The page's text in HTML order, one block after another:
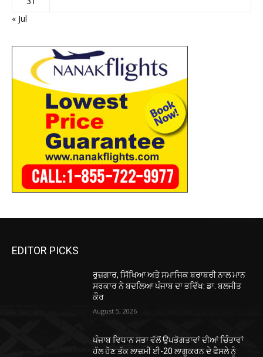
« Jul
EDITOR PICKS
ਰੁਜ਼ਗਾਰ, ਸਿੱਖਿਆ ਅਤੇ ਸਮਾਜਿਕ ਬਰਾਬਰੀ ਨਾਲ ਮਾਨ
ਸਰਕਾਰ ਨੇ ਬਦਲਿਆ ਪੰਜਾਬ ਦਾ ਭਵਿੱਖ: ਡਾ. ਬਲਜੀਤ
ਕੌਰ
August 5, 2026
ਪੰਜਾਬ ਵਿਧਾਨ ਸਭਾ ਵੱਲੋਂ ਉਪਭੋਗਤਾਵਾਂ ਦੀਆਂ ਚਿੰਤਾਵਾਂ
ਹੱਲ ਹੋਣ ਤੱਕ ਲਾਜ਼ਮੀ ਈ-20 ਲਾਗੂਕਰਨ ਦੇ ਫੈਸਲੇ ਨੂੰ